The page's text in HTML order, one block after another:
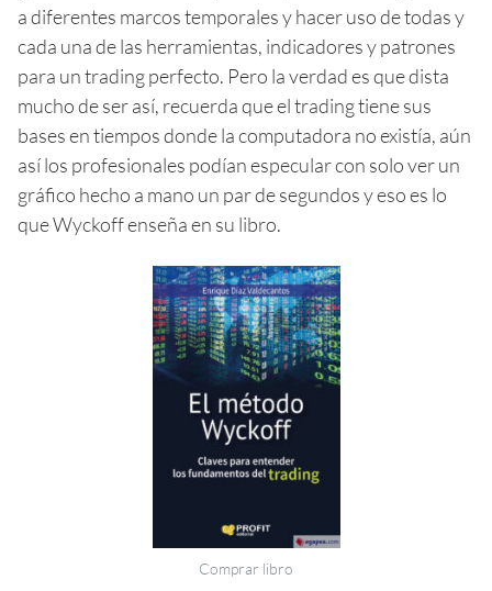
a diferentes marcos temporales y hacer uso de todas y
cada una de las herramientas, indicadores y patrones
para un trading perfecto. Pero la verdad es que dista
mucho de ser así, recuerda que el trading tiene sus
bases en tiempos donde la computadora no existía, aún
así los profesionales podían especular con solo ver un
gráfico hecho a mano un par de segundos y eso es lo
que Wyckoff enseña en su libro.
Comprar libro